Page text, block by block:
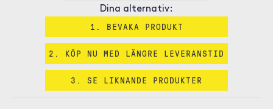
Dina alternativ:
1. BEVAKA PRODUKT
2. KÖP NU MED LÄNGRE LEVERANSTID
3. SE LIKNANDE PRODUKTER